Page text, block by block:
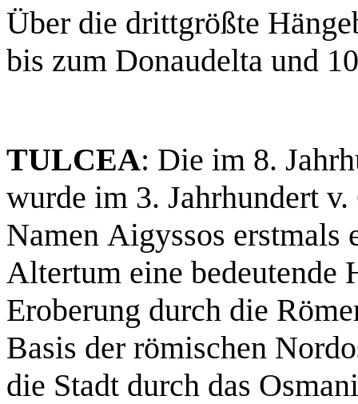
Über die drittgrößte
bis zum Donaudelta und
TULCEA: Die im 8.
wurde im 3. Jahrhundert
Namen Aigyssos erstmals
Altertum eine bedeutende
Eroberung durch die
Basis der römischen
die Stadt durch das